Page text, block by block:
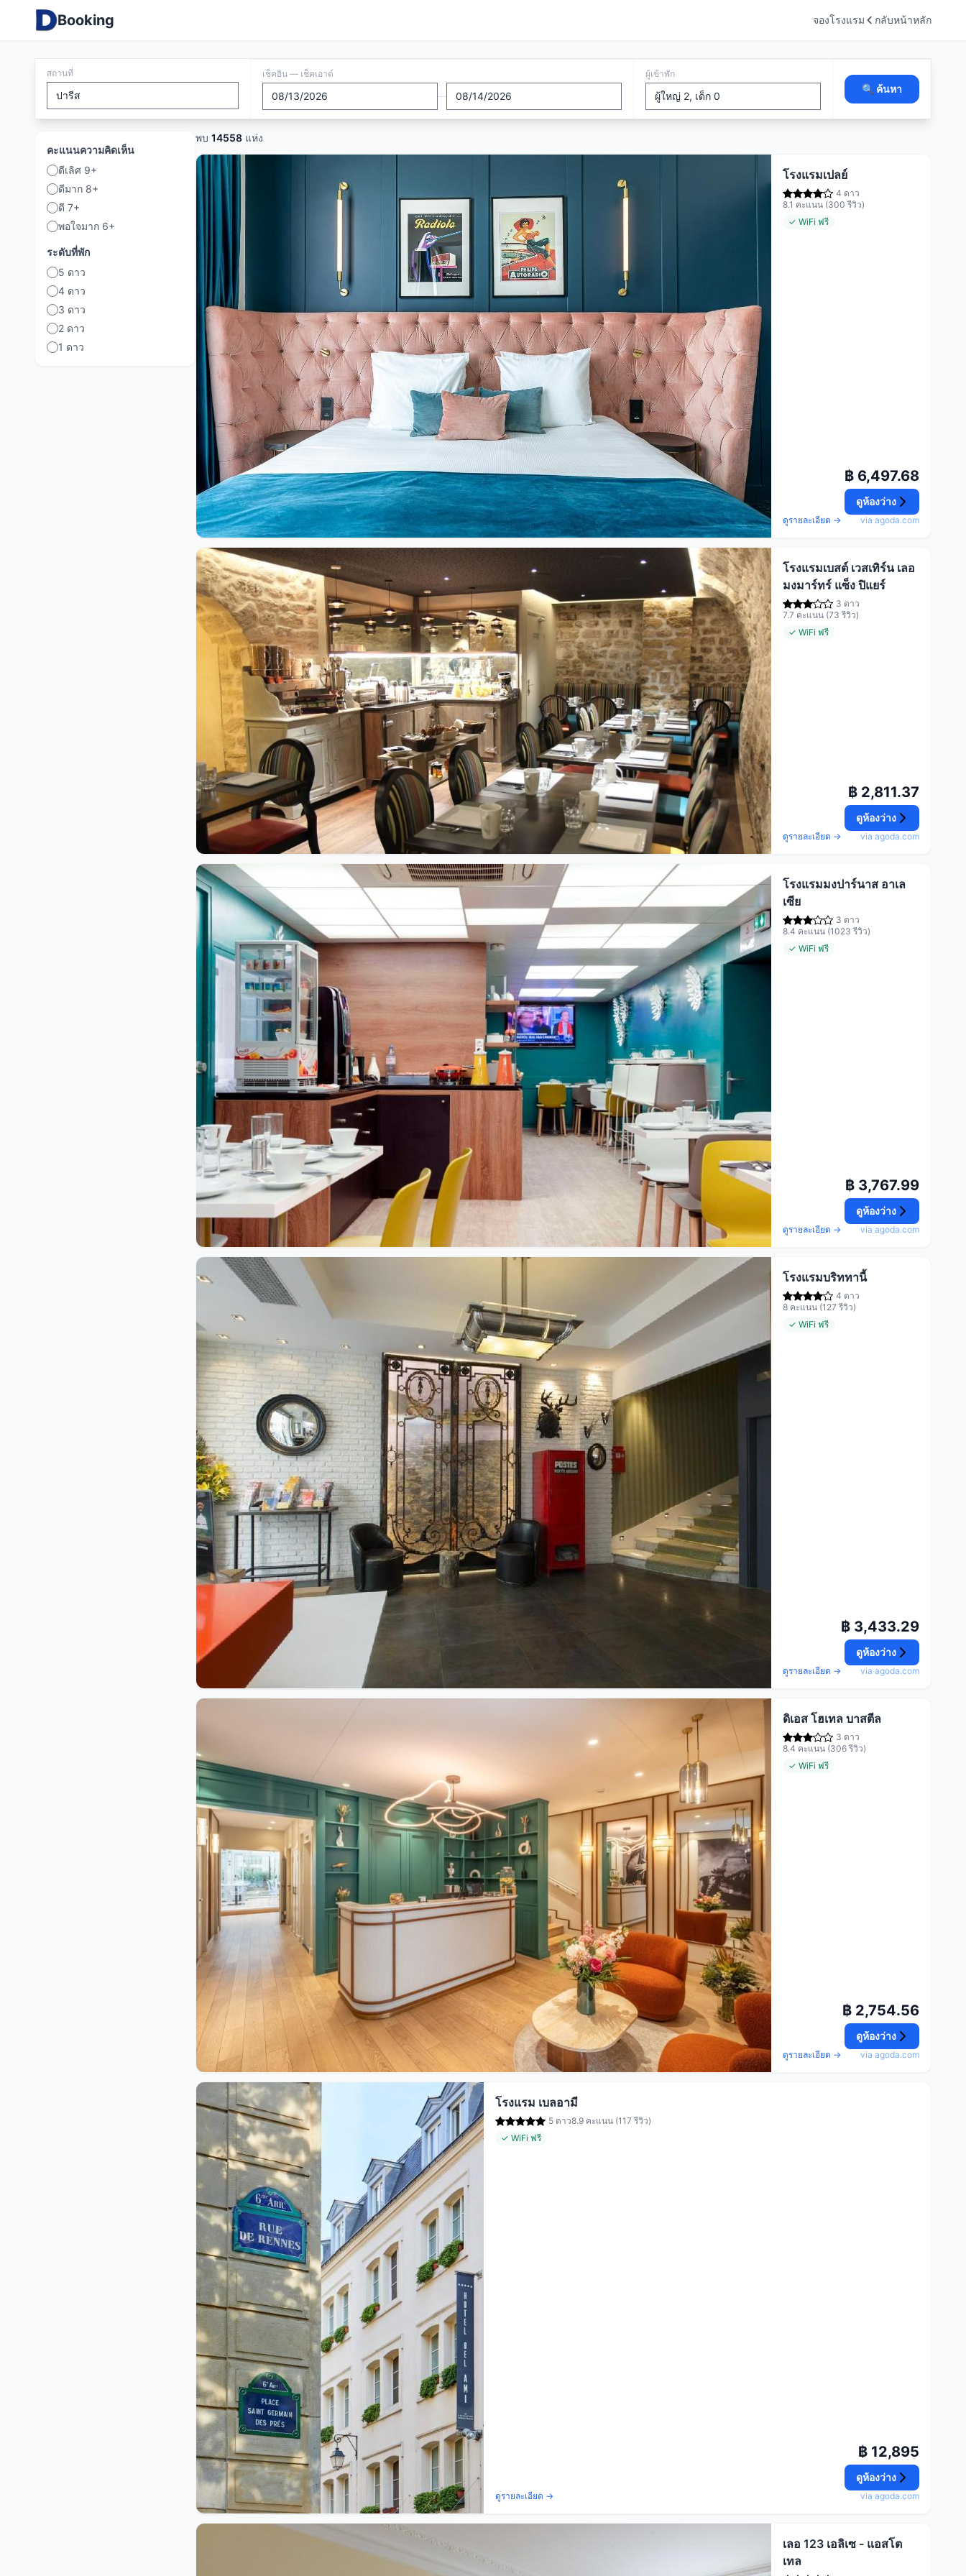
Booking จองโรงแรม กลับหน้าหลัก
สถานที่ เช็คอิน — เช็คเอาต์
—
ผู้เข้าพัก
🔍 ค้นหา
คะแนนความคิดเห็น
ดีเลิศ 9+
ดีมาก 8+
ดี 7+
พอใจมาก 6+
ระดับที่พัก
5 ดาว
4 ดาว
3 ดาว
2 ดาว
1 ดาว
พบ 14558 แห่ง
โรงแรมเปลย์
4 ดาว
8.1 คะแนน (300 รีวิว)
✓ WiFi ฟรี
ดูรายละเอียด →
฿ 6,497.68
ดูห้องว่าง
via agoda.com
โรงแรมเบสต์ เวสเทิร์น เลอ
มงมาร์ทร์ แซ็ง ปิแยร์
3 ดาว
7.7 คะแนน (73 รีวิว)
✓ WiFi ฟรี
ดูรายละเอียด →
฿ 2,811.37
ดูห้องว่าง
via agoda.com
โรงแรมมงปาร์นาส อาเล
เซีย
3 ดาว
8.4 คะแนน (1023 รีวิว)
✓ WiFi ฟรี
ดูรายละเอียด →
฿ 3,767.99
ดูห้องว่าง
via agoda.com
โรงแรมบริททานี้
4 ดาว
8 คะแนน (127 รีวิว)
✓ WiFi ฟรี
ดูรายละเอียด →
฿ 3,433.29
ดูห้องว่าง
via agoda.com
ดิเอส โฮเทล บาสตีล
3 ดาว
8.4 คะแนน (306 รีวิว)
✓ WiFi ฟรี
ดูรายละเอียด →
฿ 2,754.56
ดูห้องว่าง
via agoda.com
โรงแรม เบลอามี
5 ดาว8.9 คะแนน (117 รีวิว)
✓ WiFi ฟรี
ดูรายละเอียด →
฿ 12,895
ดูห้องว่าง
via agoda.com
เลอ 123 เอลิเซ - แอสโต
เทล